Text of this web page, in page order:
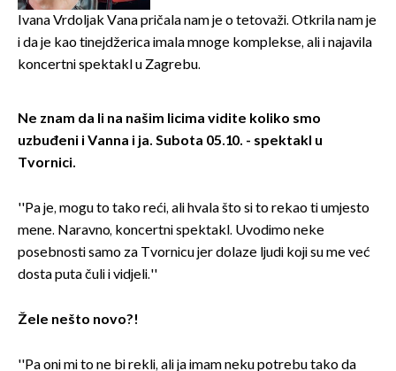
Ivana Vrdoljak Vana pričala nam je o tetovaži. Otkrila nam je
i da je kao tinejdžerica imala mnoge komplekse, ali i najavila
koncertni spektakl u Zagrebu.
Ne znam da li na našim licima vidite koliko smo
uzbuđeni i Vanna i ja. Subota 05.10. - spektakl u
Tvornici.
''Pa je, mogu to tako reći, ali hvala što si to rekao ti umjesto
mene. Naravno, koncertni spektakl. Uvodimo neke
posebnosti samo za Tvornicu jer dolaze ljudi koji su me već
dosta puta čuli i vidjeli.''
Žele nešto novo?!
''Pa oni mi to ne bi rekli, ali ja imam neku potrebu tako da